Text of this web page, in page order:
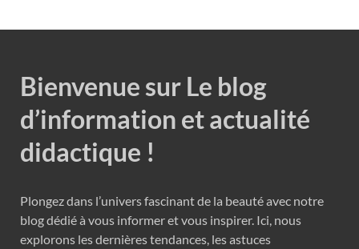
Bienvenue sur Le blog
d’information et actualité
didactique !
Plongez dans l’univers fascinant de la beauté avec notre
blog dédié à vous informer et vous inspirer. Ici, nous
explorons les dernières tendances, les astuces